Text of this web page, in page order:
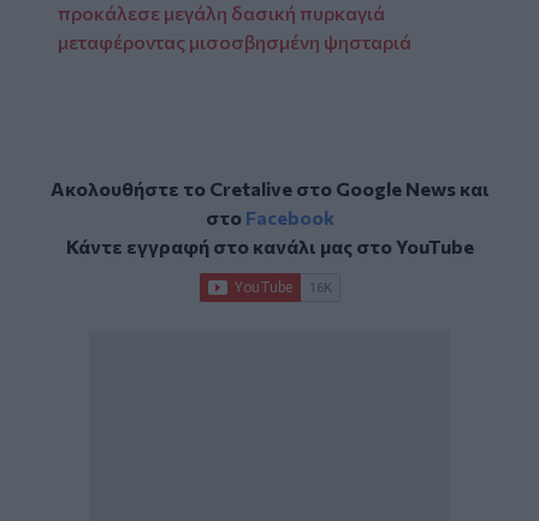
προκάλεσε μεγάλη δασική πυρκαγιά
μεταφέροντας μισοσβησμένη ψησταριά
Ακολουθήστε το Cretalive στο Google Newsκαι
στο Facebook
Κάντε εγγραφή στο κανάλι μας στοYouTube